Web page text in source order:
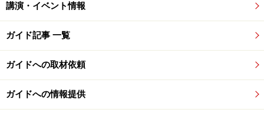
講演・イベント情報
ガイド記事 一覧
ガイドへの取材依頼
ガイドへの情報提供